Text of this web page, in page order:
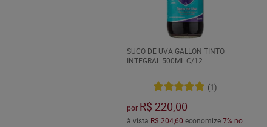
SUCO DE UVA GALLON TINTO
INTEGRAL 500ML C/12
(1)
por R$ 220,00
à vista R$ 204,60 economize7% no